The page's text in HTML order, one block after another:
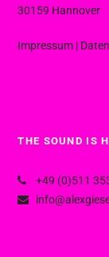
30159 Hannover
Impressum |
THE SOUND IS
+49 (0)511